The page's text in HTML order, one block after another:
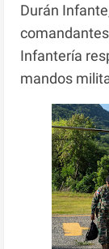
Durán
Infantería
mandos